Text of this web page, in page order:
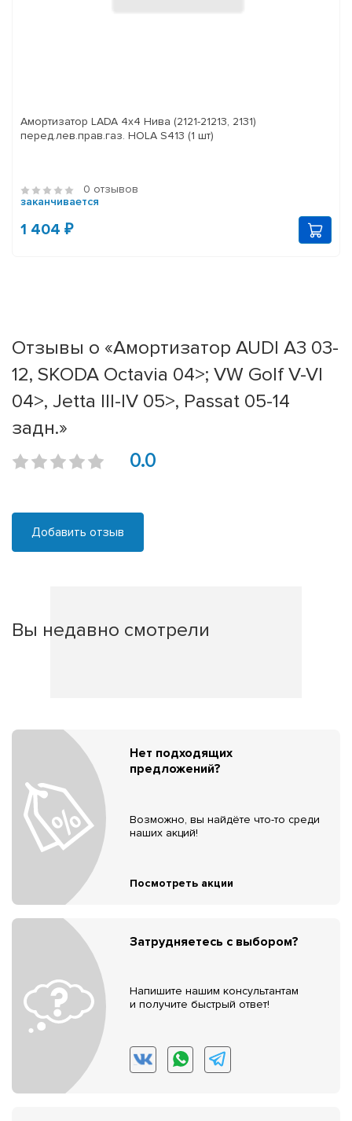
Амортизатор LADA 4x4 Нива (2121-21213, 2131)
перед.лев.прав.газ. HOLA S413 (1 шт)
0 отзывов
заканчивается
1 404 ₽
Отзывы о «Амортизатор AUDI A3 03-
12, SKODA Octavia 04>; VW Golf V-VI
04>, Jetta III-IV 05>, Passat 05-14
задн.»
0.0
Добавить отзыв
Вы недавно смотрели
Нет подходящих
предложений?
Возможно, вы найдёте что-то среди
наших акций!
Посмотреть акции
Затрудняетесь с выбором?
Напишите нашим консультантам
и получите быстрый ответ!